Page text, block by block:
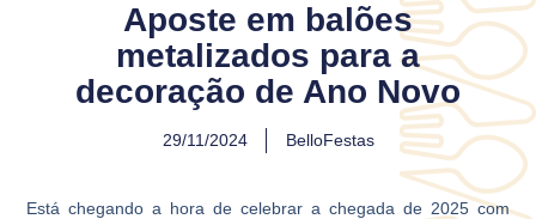
Aposte em balões
metalizados para a
decoração de Ano Novo
29/11/2024 BelloFestas
Está chegando a hora de celebrar a chegada de 2025 com